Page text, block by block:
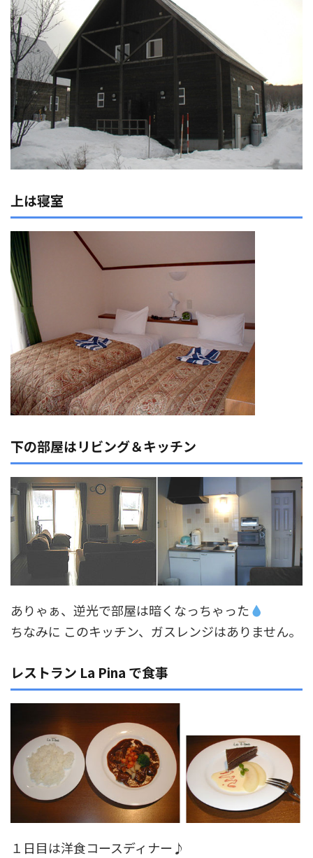
上は寝室
下の部屋はリビング＆キッチン
ありゃぁ、逆光で部屋は暗くなっちゃった
ちなみに このキッチン、ガスレンジはありません。
レストラン La Pina で食事
１日目は洋食コースディナー♪